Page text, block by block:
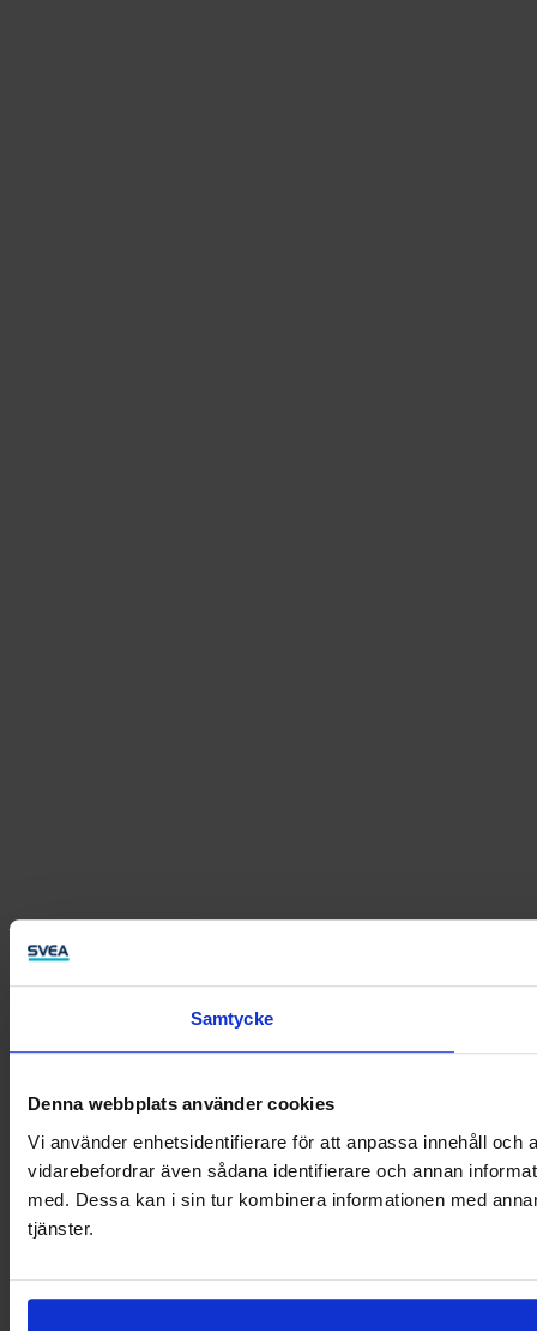
Samtycke
Denna webbplats använder cookies
Vi använder enhetsidentifierare för att anpassa innehåll
vidarebefordrar även sådana identifierare och annan
med. Dessa kan i sin tur kombinera informationen med
tjänster.